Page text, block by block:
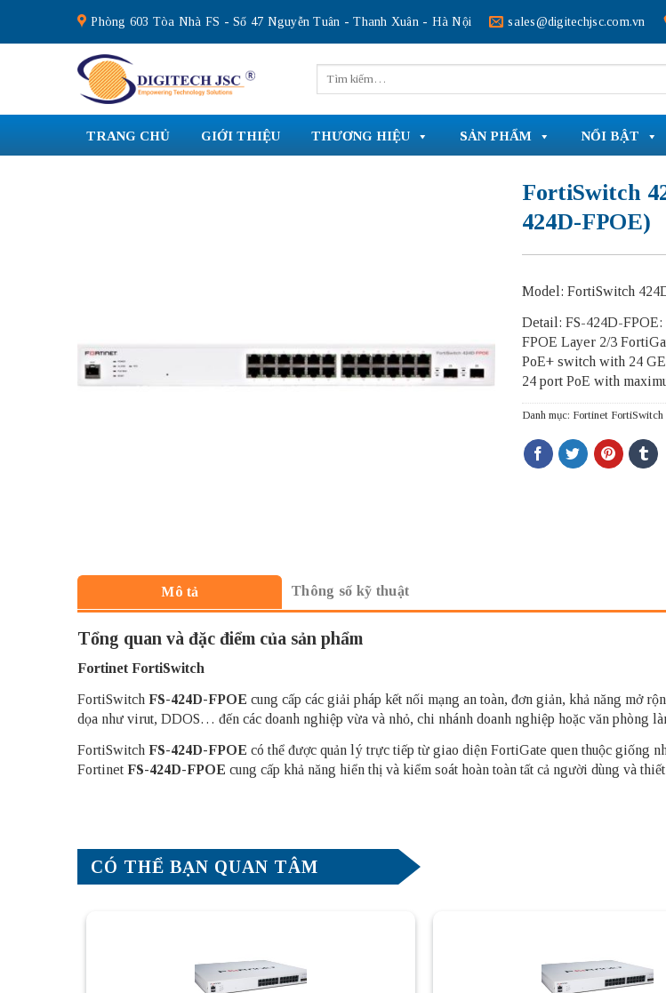
content
Phòng 603 Tòa Nhà FS - Số 47 Nguyễn Tuân - Thanh Xuân - Hà Nội sales@digitechjsc.com.vn
kiếm:
TRANG CHỦ GIỚI THIỆU THƯƠNG HIỆU SẢN PHẨM NỔI BẬT
FortiSwitch
424D-FPOE)
Model: FortiSwitch
Detail: FS-424D-
FPOE Layer 2/3
PoE+ switch with 24
24 port PoE with
Danh mục: Fortinet FortiSwitch
Mô tả Thông số kỹ thuật
Tổng quan và đặc điểm của sản phẩm
Fortinet FortiSwitch
FortiSwitch FS-424D-FPOE cung cấp các giải pháp kết nối mạng an toàn, đơn giản, khả năng mở
dọa như virut, DDOS… đến các doanh nghiệp vừa và nhỏ, chi nhánh doanh nghiệp hoặc văn phòng
FortiSwitch FS-424D-FPOE có thể được quản lý trực tiếp từ giao diện FortiGate quen thuộc giống
Fortinet FS-424D-FPOE cung cấp khả năng hiển thị và kiểm soát hoàn toàn tất cả người dùng và
CÓ THỂ BẠN QUAN TÂM